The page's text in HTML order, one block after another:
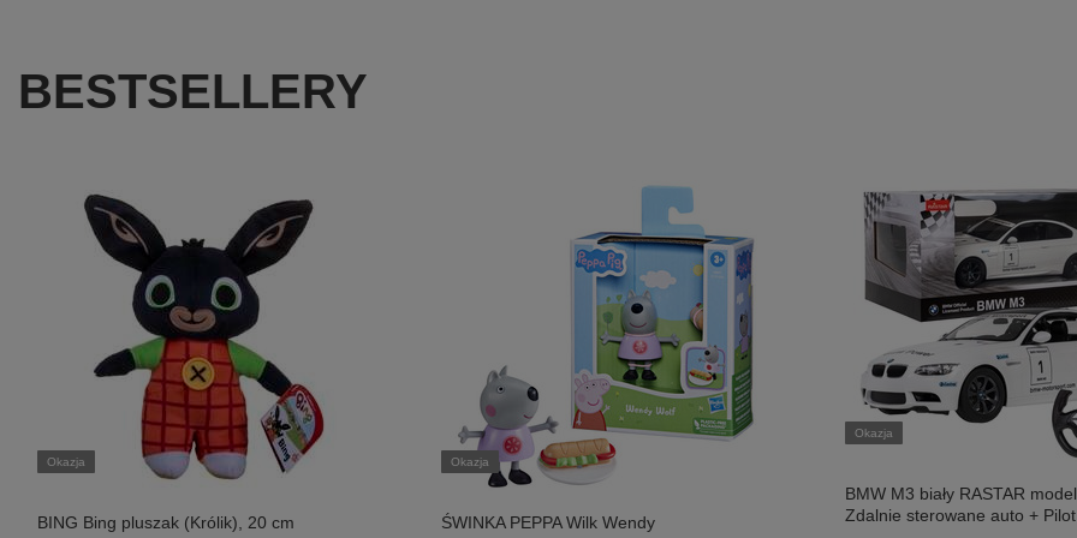
BESTSELLERY
Okazja
BING Bing pluszak (Królik), 20 cm
Okazja
ŚWINKA PEPPA Wilk Wendy
Okazja
BMW M3 biały RASTAR
Zdalnie sterowane auto +